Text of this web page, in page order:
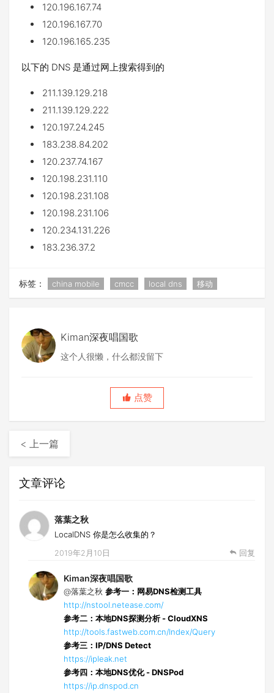
120.196.167.74
120.196.167.70
120.196.165.235
以下的 DNS 是通过网上搜索得到的
211.139.129.218
211.139.129.222
120.197.24.245
183.238.84.202
120.237.74.167
120.198.231.110
120.198.231.108
120.198.231.106
120.234.131.226
183.236.37.2
标签： china mobile cmcc local dns 移动
Kiman深夜唱国歌
这个人很懒，什么都没留下
点赞
< 上一篇
文章评论
落葉之秋
LocalDNS 你是怎么收集的？
2019年2月10日 回复
Kiman深夜唱国歌
@落葉之秋 参考一：网易DNS检测工具
http://nstool.netease.com/
参考二：本地DNS探测分析 - CloudXNS
http://tools.fastweb.com.cn/Index/Query
参考三：IP/DNS Detect
https://ipleak.net
参考四：本地DNS优化 - DNSPod
https://ip.dnspod.cn